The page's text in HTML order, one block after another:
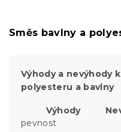
Směs bavlny a
Výhody a nevýhody
polyesteru a bavlny
Výhody
pevnost